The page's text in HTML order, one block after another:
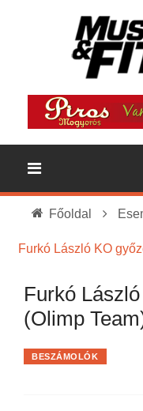
Főoldal
Furkó László KO
Furkó
(Olimp
BESZÁMOLÓK